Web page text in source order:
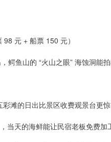
元 + 船票 150 元）​
鳄鱼山的 “火山之眼” 海蚀洞能
滩的日出比景区收费观景台更惊
当天的海鲜能让民宿老板免费加